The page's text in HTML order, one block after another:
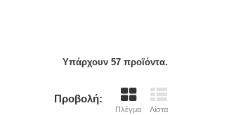
Υπάρχουν 57 προϊόντα.
Προβολή:
Πλέγμα Λίστα